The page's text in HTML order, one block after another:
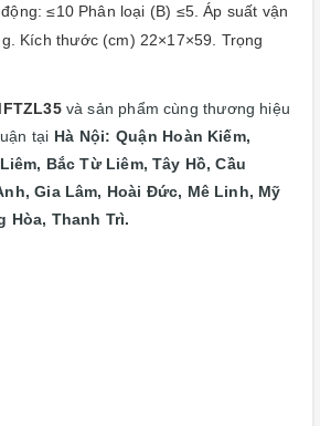
≤10 Phân loại (B) ≤5. Áp suất vận
Kích thước (cm) 22×17×59. Trọng
và sản phẩm cùng thương hiệu
tại Hà Nội: Quận Hoàn Kiếm,
Bắc Từ Liêm, Tây Hồ, Cầu
Gia Lâm, Hoài Đức, Mê Linh, Mỹ
Hòa, Thanh Trì.